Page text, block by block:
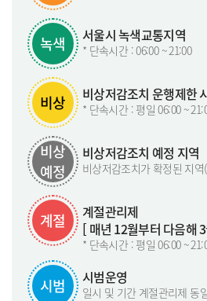
녹색 서울시 녹색교통지역
* 단속시간 : 06:00 ~ 21:00
비상 비상저감조치 운행제한
* 단속시간 : 평일 06:00 ~
비상
예정
비상저감조치 예정 지역
비상저감조치가 확정된 지
계절
계절관리제
[ 매년 12월부터 다음해
* 단속시간 : 평일 06:00 ~
시범 시범운영
일시 및 기간 계절관리제 동